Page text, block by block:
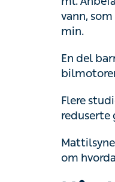
reduserte
hvordan
Når
Kontroller
I